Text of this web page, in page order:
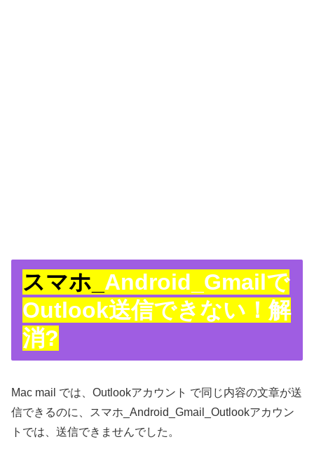
スマホ_ Android_Gmailで
Outlook送信できない！解
消?
Mac mail では、Outlookアカウント で同じ内容の文章が送
信できるのに、スマホ_Android_Gmail_Outlookアカウン
トでは、送信できませんでした。